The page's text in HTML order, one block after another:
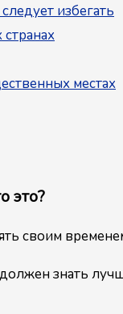
избегать
местах
это?
своим
знать